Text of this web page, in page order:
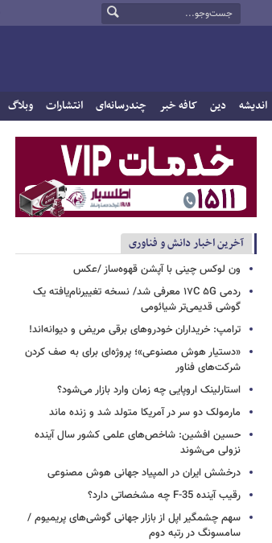
اندیشه دین کافه خبر چندرسانه‌ای انتشارات وبلاگ
آخرین اخبار دانش و فناوری
ون لوکس چینی با آپشن قهوه‌ساز /عکس
ردمی ۱۷C ۵G معرفی شد/ نسخه تغییرنام‌یافته یک
گوشی قدیمی‌تر شیائومی
ترامپ: خریداران خودروهای برقی مریض و دیوانه‌اند!
«دستیار هوش مصنوعی»؛ پروژه‌ای برای به صف کردن
شرکت‌های فناور
استارلینک اروپایی چه زمان وارد بازار می‌شود؟
مارمولک دو سر در آمریکا متولد شد و زنده ماند
حسین افشین: شاخص‌های علمی کشور سال آینده
نزولی می‌شوند
درخشش ایران در المپیاد جهانی هوش مصنوعی
رقیب آینده F-35 چه مشخصاتی دارد؟
سهم چشمگیر اپل از بازار جهانی گوشی‌های پریمیوم /
سامسونگ در رتبه دوم